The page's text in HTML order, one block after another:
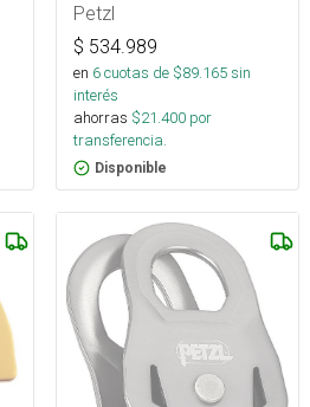
Petzl
$ 534.989
en 6cuotas de $89.165sin
interés
ahorras $21.400 por
transferencia.
Disponible